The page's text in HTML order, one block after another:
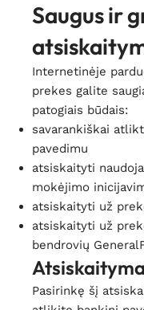
Saugus ir
Internetinėje
prekes galite
patogiais būdais:
savarankiškai
pavedimu
atsiskaityti
mokėjimo
atsiskaityti už
atsiskaityti už
bendrovių
Pasirinkę šį